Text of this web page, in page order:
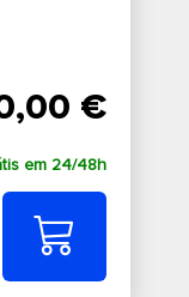
€
em 24/48h